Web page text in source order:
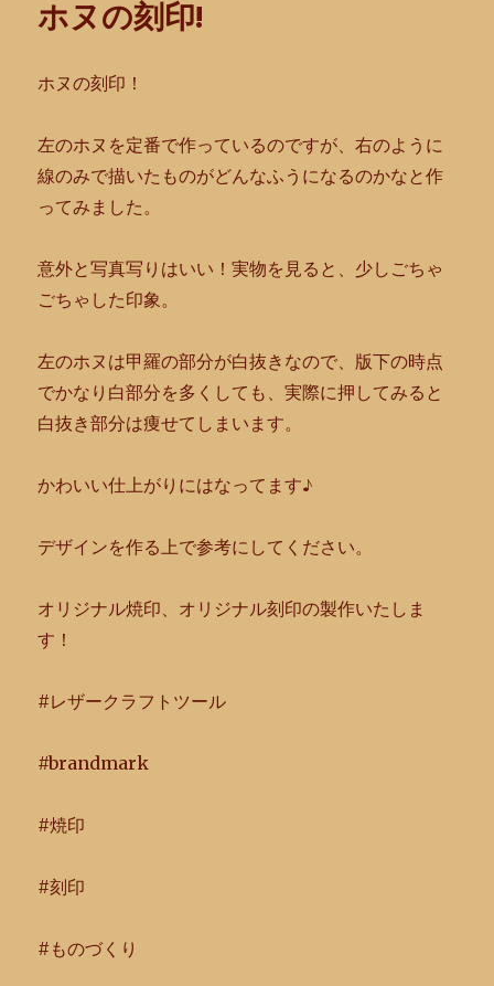
ホヌの刻印!
ホヌの刻印！
左のホヌを定番で作っているのですが、右のように
線のみで描いたものがどんなふうになるのかなと作
ってみました。
意外と写真写りはいい！実物を見ると、 少しごちゃ
ごちゃした印象。
左のホヌは甲羅の部分が白抜きなので、 版下の時点
でかなり白部分を多くしても、実際に押してみると
白抜き部分は痩せてしまいます。
かわいい仕上がりにはなってます♪
デザインを作る上で参考にしてください。
オリジナル焼印、オリジナル刻印の製作いたしま
す！
#レザークラフトツール
#brandmark
#焼印
#刻印
#ものづくり